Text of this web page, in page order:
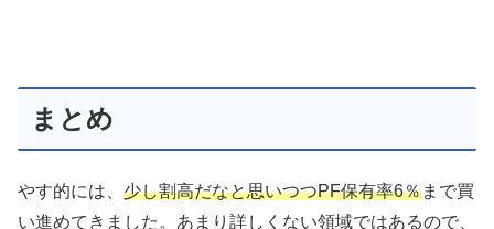
まとめ
やす的には、 少し割高だなと思いつつPF保有率6％まで買
い進めてきました。あまり詳しくない領域ではあるので、